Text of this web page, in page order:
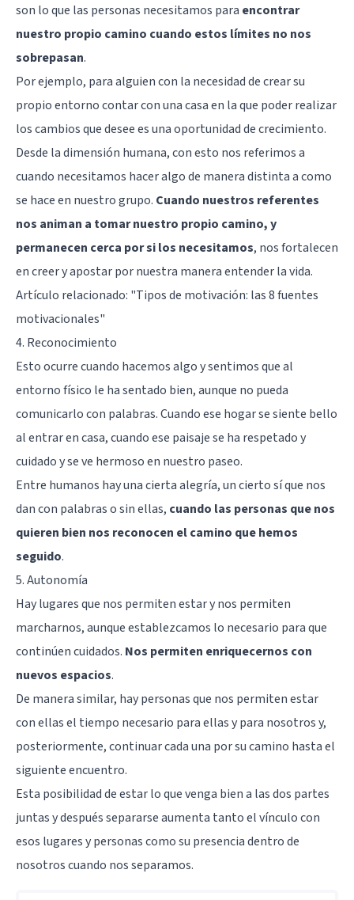
son lo que las personas necesitamos para encontrar
nuestro propio camino cuando estos límites no nos
sobrepasan.
Por ejemplo, para alguien con la necesidad de crear su
propio entorno contar con una casa en la que poder realizar
los cambios que desee es una oportunidad de crecimiento.
Desde la dimensión humana, con esto nos referimos a
cuando necesitamos hacer algo de manera distinta a como
se hace en nuestro grupo. Cuando nuestros referentes
nos animan a tomar nuestro propio camino, y
permanecen cerca por si los necesitamos, nos fortalecen
en creer y apostar por nuestra manera entender la vida.
Artículo relacionado: "Tipos de motivación: las 8 fuentes
motivacionales"
4. Reconocimiento
Esto ocurre cuando hacemos algo y sentimos que al
entorno físico le ha sentado bien, aunque no pueda
comunicarlo con palabras. Cuando ese hogar se siente bello
al entrar en casa, cuando ese paisaje se ha respetado y
cuidado y se ve hermoso en nuestro paseo.
Entre humanos hay una cierta alegría, un cierto sí que nos
dan con palabras o sin ellas, cuando las personas que nos
quieren bien nos reconocen el camino que hemos
seguido.
5. Autonomía
Hay lugares que nos permiten estar y nos permiten
marcharnos, aunque establezcamos lo necesario para que
continúen cuidados. Nos permiten enriquecernos con
nuevos espacios.
De manera similar, hay personas que nos permiten estar
con ellas el tiempo necesario para ellas y para nosotros y,
posteriormente, continuar cada una por su camino hasta el
siguiente encuentro.
Esta posibilidad de estar lo que venga bien a las dos partes
juntas y después separarse aumenta tanto el vínculo con
esos lugares y personas como su presencia dentro de
nosotros cuando nos separamos.